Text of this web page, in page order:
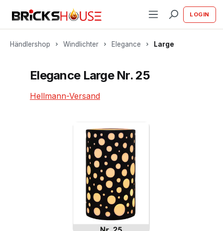
springen LOGIN
Händlershop Windlichter Elegance Large
Elegance Large Nr. 25
Hellmann-Versand
Bildergalerie überspringen